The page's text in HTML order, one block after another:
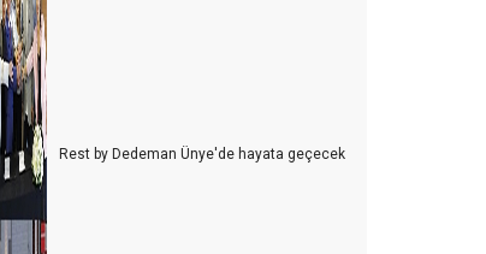
Rest by Dedeman Ünye'de hayata geçecek